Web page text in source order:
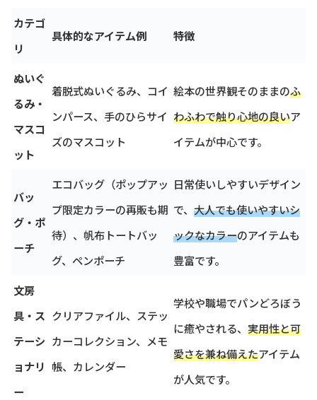
カテゴ
リ
具体的なアイテム例 特徴
ぬいぐ
るみ・
マスコ
ット
着脱式ぬいぐるみ、コイ
ンパース、手のひらサイ
ズのマスコット
絵本の世界観そのままのふ
わふわで触り心地の良いア
イテムが中心です。
バッ
グ・ポ
ーチ
エコバッグ（ポップアッ
プ限定カラーの再販も期
待）、帆布トートバッ
グ、ペンポーチ
日常使いしやすいデザイン
で、 大人でも使いやすいシ
ックなカラーのアイテムも
豊富です。
文房
具・ス
テーシ
ョナリ
ー
クリアファイル、ステッ
カーコレクション、メモ
帳、カレンダー
学校や職場でパンどろぼう
に癒やされる、 実用性と可
愛さを兼ね備えたアイテム
が人気です。